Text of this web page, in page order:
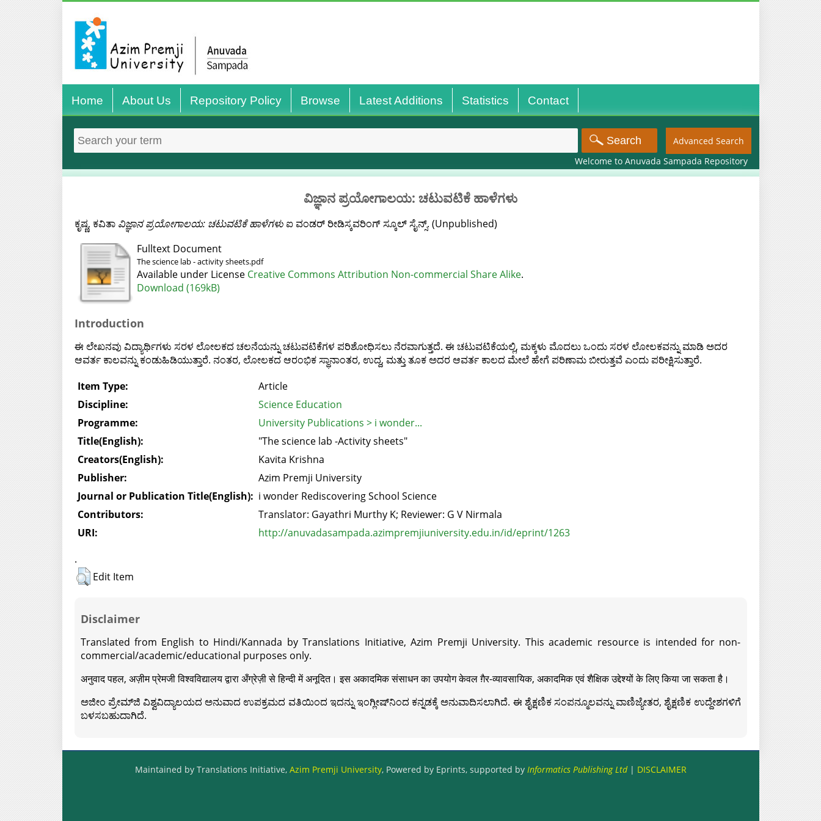
Home About Us Repository Policy Browse Latest Additions Statistics Contact
Advanced Search
Welcome to Anuvada Sampada Repository
ವಿಜ್ಞಾನ ಪ್ರಯೋಗಾಲಯ: ಚಟುವಟಿಕೆ ಹಾಳೆಗಳು
ಕೃಷ್ಣ, ಕವಿತಾ ವಿಜ್ಞಾನ ಪ್ರಯೋಗಾಲಯ: ಚಟುವಟಿಕೆ ಹಾಳೆಗಳುಐ ವಂಡರ್ ರೀಡಿಸ್ಕವರಿಂಗ್ ಸ್ಕೂಲ್ ಸೈನ್ಸ್. (Unpublished)
Fulltext Document
The science lab - activity sheets.pdf
Available under License Creative Commons Attribution Non-commercial Share Alike.
Download (169kB)
Introduction
ಈ ಲೇಖನವು ವಿದ್ಯಾರ್ಥಿಗಳು ಸರಳ ಲೋಲಕದ ಚಲನೆಯನ್ನು ಚಟುವಟಿಕೆಗಳ ಪರಿಶೋಧಿಸಲು ನೆರವಾಗುತ್ತದೆ. ಈ ಚಟುವಟಿಕೆಯಲ್ಲಿ, ಮಕ್ಕಳು ಮೊದಲು ಒಂದು ಸರಳ ಲೋಲಕವನ್ನು ಮಾಡಿ ಅದರ
ಆವರ್ತ ಕಾಲವನ್ನು ಕಂಡುಹಿಡಿಯುತ್ತಾರೆ. ನಂತರ, ಲೋಲಕದ ಆರಂಭಿಕ ಸ್ಥಾನಾಂತರ, ಉದ್ದ, ಮತ್ತು ತೂಕ ಅದರ ಆವರ್ತ ಕಾಲದ ಮೇಲೆ ಹೇಗೆ ಪರಿಣಾಮ ಬೀರುತ್ತವೆ ಎಂದು ಪರೀಕ್ಷಿಸುತ್ತಾರೆ.
Item Type:
Article
Discipline:
Science Education
Programme:
University Publications > i wonder...
Title(English):
"The science lab -Activity sheets"
Creators(English):
Kavita Krishna
Publisher:
Azim Premji University
Journal or Publication Title(English): i wonder Rediscovering School Science
Contributors:
Translator: Gayathri Murthy K; Reviewer: G V Nirmala
URI:
http://anuvadasampada.azimpremjiuniversity.edu.in/id/eprint/1263
.
Edit Item
Disclaimer
Translated from English to Hindi/Kannada by Translations Initiative, Azim Premji University. This academic resource is intended for non-
commercial/academic/educational purposes only.
अनुवाद पहल, अज़ीम प्रेमजी विश्वविद्यालय द्वारा अँग्रेज़ी से हिन्दी में अनूदित। इस अकादमिक संसाधन का उपयोग केवल ग़ैर-व्यावसायिक, अकादमिक एवं शैक्षिक उद्देश्यों के लिए किया जा सकता है।
ಅಜೀಂ ಪ್ರೇಮ್‍ಜಿ ವಿಶ್ವವಿದ್ಯಾಲಯದ ಅನುವಾದ ಉಪಕ್ರಮದ ವತಿಯಿಂದ ಇದನ್ನು ಇಂಗ್ಲೀಷ್‍ನಿಂದ ಕನ್ನಡಕ್ಕೆ ಅನುವಾದಿಸಲಾಗಿದೆ. ಈ ಶೈಕ್ಷಣಿಕ ಸಂಪನ್ಮೂಲವನ್ನು ವಾಣಿಜ್ಯೇತರ, ಶೈಕ್ಷಣಿಕ ಉದ್ದೇಶಗಳಿಗೆ
ಬಳಸಬಹುದಾಗಿದೆ.
Maintained by Translations Initiative, Azim Premji University, Powered by Eprints, supported by Informatics Publishing Ltd| DISCLAIMER